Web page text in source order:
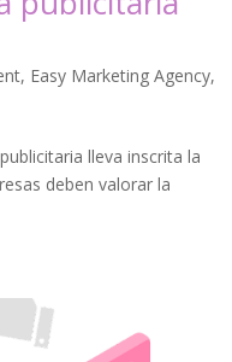
, Easy Marketing Agency,
lleva inscrita la
deben valorar la